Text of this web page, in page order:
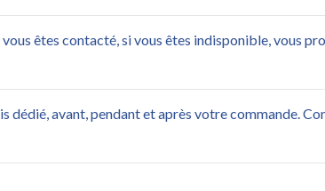
êtes contacté, si vous êtes indisponible, vous
dédié, avant, pendant et après votre commande.